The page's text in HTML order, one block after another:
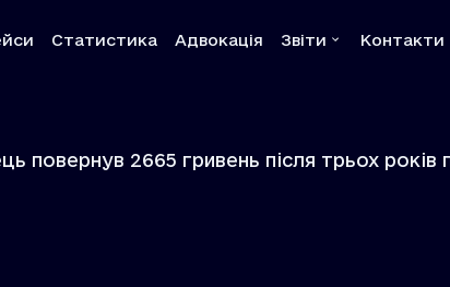
Статистика Адвокація Звіти
Квартальні звіти
Контакти
повернув 2665 гривень після трьох років